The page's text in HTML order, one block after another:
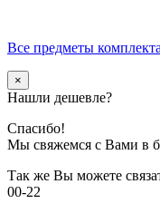
Все предметы
×
Нашли дешевле?
Спасибо!
Мы свяжемся с Вами в
Так же Вы можете
00-22